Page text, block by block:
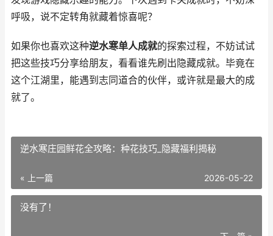
呼吸，说不定转角就藏着惊喜呢？
如果你也喜欢这种逆水寒单人成就的探索过程，不妨试试
把这些技巧分享给朋友，看看谁先刷出隐藏成就。毕竟在
这个江湖里，能遇到志同道合的伙伴，或许就是最大的成
就了。
逆水寒庄园鲜花全攻略：种花技巧_隐藏福利揭秘
« 上一篇 2026-05-22
没有了！